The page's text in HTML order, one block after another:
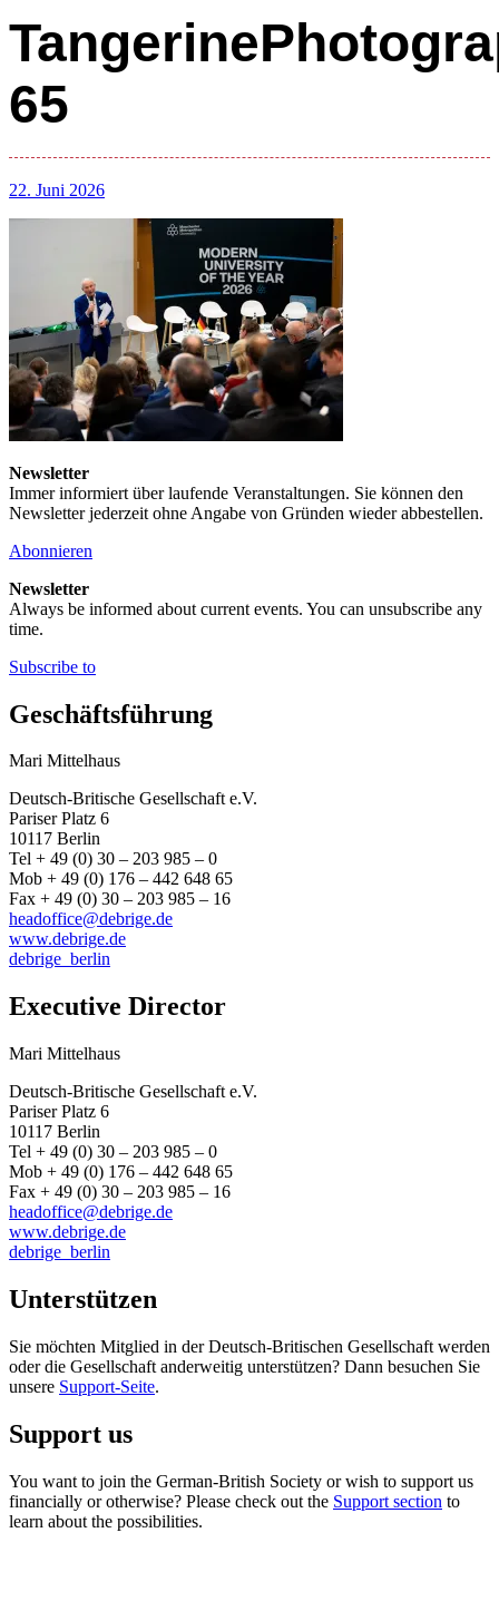
65
22. Juni 2026
Newsletter
Immer informiert über laufende Veranstaltungen. Sie können den
Newsletter jederzeit ohne Angabe von Gründen wieder abbestellen.
Abonnieren
Newsletter
Always be informed about current events. You can unsubscribe any
time.
Subscribe to
Geschäftsführung
Mari Mittelhaus
Deutsch-Britische Gesellschaft e.V.
Pariser Platz 6
10117 Berlin
Tel + 49 (0) 30 – 203 985 – 0
Mob + 49 (0) 176 – 442 648 65
Fax + 49 (0) 30 – 203 985 – 16
headoffice@debrige.de
www.debrige.de
debrige_berlin
Executive Director
Mari Mittelhaus
Deutsch-Britische Gesellschaft e.V.
Pariser Platz 6
10117 Berlin
Tel + 49 (0) 30 – 203 985 – 0
Mob + 49 (0) 176 – 442 648 65
Fax + 49 (0) 30 – 203 985 – 16
headoffice@debrige.de
www.debrige.de
debrige_berlin
Unterstützen
Sie möchten Mitglied in der Deutsch-Britischen Gesellschaft werden
oder die Gesellschaft anderweitig unterstützen? Dann besuchen Sie
unsere Support-Seite.
Support us
You want to join the German-British Society or wish to support us
financially or otherwise? Please check out the Support section to
learn about the possibilities.